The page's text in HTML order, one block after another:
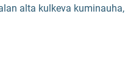
alta kulkeva